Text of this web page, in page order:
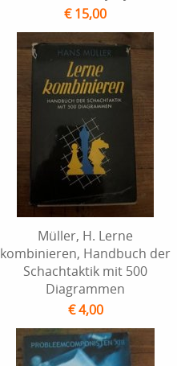
€ 15,00
Müller, H. Lerne
kombinieren, Handbuch der
Schachtaktik mit 500
Diagrammen
€ 4,00